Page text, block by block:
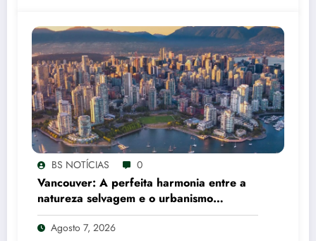
BS NOTÍCIAS 0
Vancouver: A perfeita harmonia entre a
natureza selvagem e o urbanismo
canadense
Agosto 7, 2026